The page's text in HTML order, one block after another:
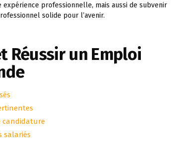
professionnelle, mais aussi de subvenir
solide pour l’avenir.
Réussir un Emploi
candidature
salariés